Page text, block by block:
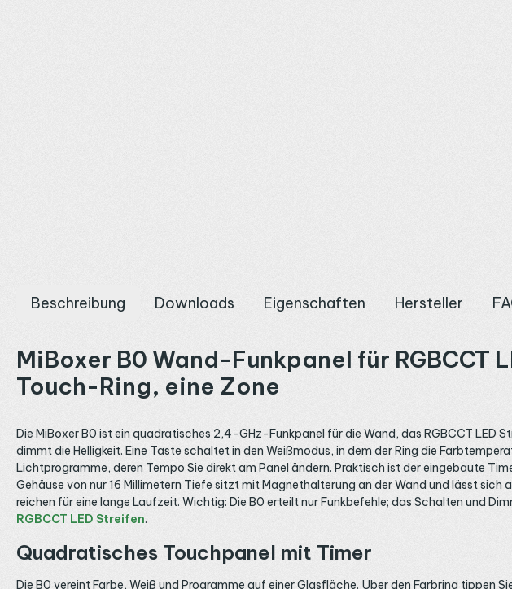
Beschreibung Downloads Eigenschaften Hersteller
MiBoxer B0 Wand-Funkpanel für RGBCCT
Touch-Ring, eine Zone
Die MiBoxer B0 ist ein quadratisches 2,4-GHz-Funkpanel für die Wand, das RGBCCT LED
dimmt die Helligkeit. Eine Taste schaltet in den Weißmodus, in dem der Ring die
Lichtprogramme, deren Tempo Sie direkt am Panel ändern. Praktisch ist der eingebaute
Gehäuse von nur 16 Millimetern Tiefe sitzt mit Magnethalterung an der Wand und lässt
reichen für eine lange Laufzeit. Wichtig: Die B0 erteilt nur Funkbefehle; das Schalten und
RGBCCT LED Streifen.
Quadratisches Touchpanel mit Timer
Die B0 vereint Farbe, Weiß und Programme auf einer Glasfläche. Über den Farbring tippen